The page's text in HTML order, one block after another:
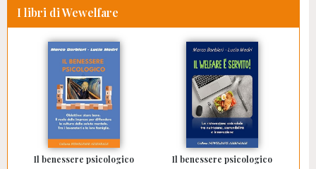
I libri di Wewelfare
Il benessere psicologico Il benessere psicologico